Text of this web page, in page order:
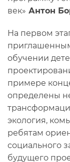
век» Антон
На первом
обучении
примере
определены
экология,
ребятам
социального
будущего